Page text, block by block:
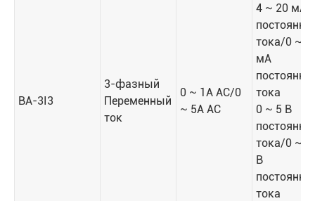
BA-3I3
3-фазный
Переменный
ток
0 ~ 1A AC/0
~ 5A AC
4 ~ 20 мА
тока/0 ~
мА
тока
0 ~ 5 В
тока/0 ~
В
тока